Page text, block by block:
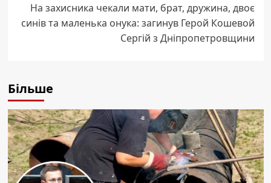
На захисника чекали мати, брат, дружина, двоє
синів та маленька онука: загинув Герой Кошевой
Сергій з Дніпропетровщини
Більше